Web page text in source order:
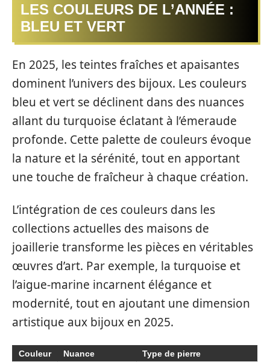
LES COULEURS DE L’ANNÉE :
BLEU ET VERT
En 2025, les teintes fraîches et apaisantes
dominent l’univers des bijoux. Les couleurs
bleu et vert se déclinent dans des nuances
allant du turquoise éclatant à l’émeraude
profonde. Cette palette de couleurs évoque
la nature et la sérénité, tout en apportant
une touche de fraîcheur à chaque création.
L’intégration de ces couleurs dans les
collections actuelles des maisons de
joaillerie transforme les pièces en véritables
œuvres d’art. Par exemple, la turquoise et
l’aigue-marine incarnent élégance et
modernité, tout en ajoutant une dimension
artistique aux bijoux en 2025.
Couleur Nuance Type de pierre